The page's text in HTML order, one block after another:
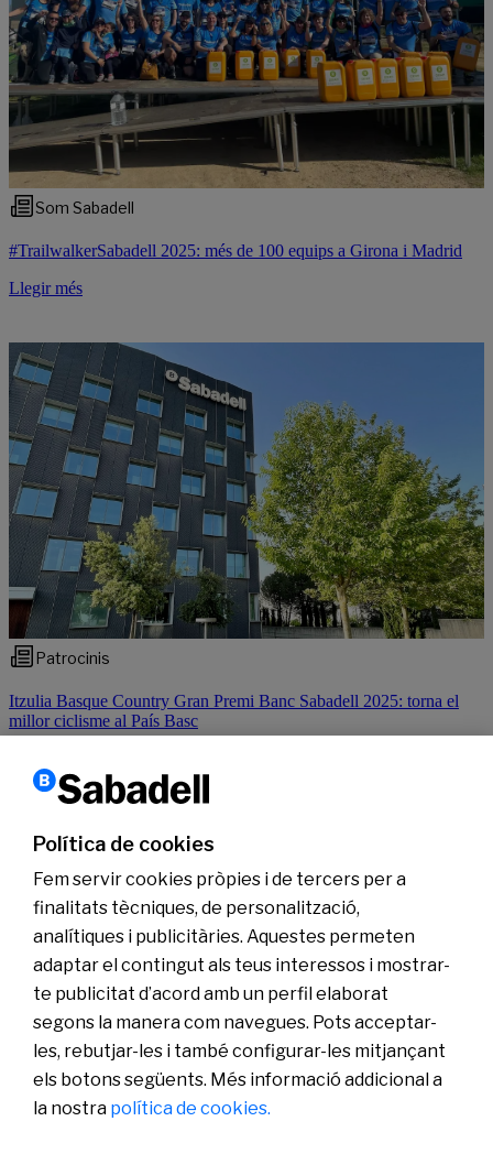
Som Sabadell
#TrailwalkerSabadell 2025: més de 100 equips a Girona i Madrid
Llegir més
Patrocinis
Itzulia Basque Country Gran Premi Banc Sabadell 2025: torna el
millor ciclisme al País Basc
Coneix-nos
Sala de Premsa
Actualitat
Pla de Pensions d’Ocupació Banc Sabadell
Política de cookies
Fem servir cookies pròpies i de tercers per a
finalitats tècniques, de personalització,
analítiques i publicitàries. Aquestes permeten
adaptar el contingut als teus interessos i mostrar-
te publicitat d’acord amb un perfil elaborat
segons la manera com navegues. Pots acceptar-
les, rebutjar-les i també configurar-les mitjançant
els botons següents. Més informació addicional a
la nostra política de cookies.